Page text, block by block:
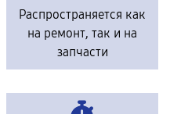
Распространяется как
на ремонт, так и на
запчасти